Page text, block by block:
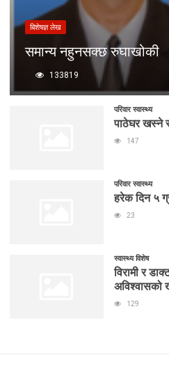
बिशेषज्ञ लेख
समान्य नहुनसक्छ रुघाखोकी
133819
परिवार स्वास्थ्य
पाठेघर खस्ने
147
परिवार स्वास्थ्य
हरेक दिन ५
23
स्वास्थ्य विशेष
विरामी र
अविश्वासको
129